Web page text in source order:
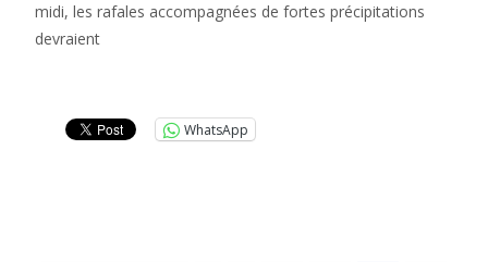
midi, les rafales accompagnées de fortes précipitations
devraient
WhatsApp